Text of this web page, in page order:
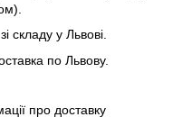
складу у Львові.
по Львову.
про доставку